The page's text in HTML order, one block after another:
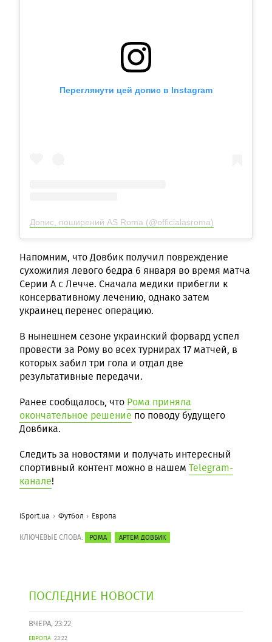
Переглянути цей допис в Instagram
Допис, поширений AS Roma (@officialasroma)
Напомним, что Довбик получил повреждение
сухожилия левого бедра 6 января во время матча
Серии А с Лечче. Сначала медики прибегли к
консервативному лечению, однако затем
украинец перенес операцию.
В нынешнем сезоне украинский форвард успел
провести за Рому во всех турнирах 17 матчей, в
которых забил три гола и отдал две
результативные передачи.
Ранее сообщалось, что Рома приняла
окончательное решение по поводу будущего
Довбика.
Следить за новостями и получать интересный
спортивный контент можно в нашем Telegram-
канале!
iSport.ua Футбол Европа
КЛЮЧЕВЫЕ СЛОВА: РОМА АРТЕМ ДОВБИК
ПОСЛЕДНИЕ НОВОСТИ
ВЧЕРА, 23:22
ЕВРОПА 23:22